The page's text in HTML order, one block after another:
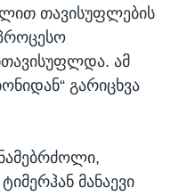
თავისუფლების
ამ
გარიცხვა
მანაევი